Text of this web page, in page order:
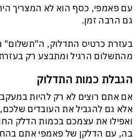
עם פאמפי, כסף הוא לא המצריך
גם הרבה זמן.
בעזרת כרטיס התדלוק, ה"תשלום"
מהתשלום הרגיל ומתבצע רק
הגבלת כמות התדלוק
אם אתם רוצים לא רק להיות
אלא גם להגביל את העובדים
ואפילו את עצמכם בכמות הדלק
בה, עם הדלקן של פאמפי אתם